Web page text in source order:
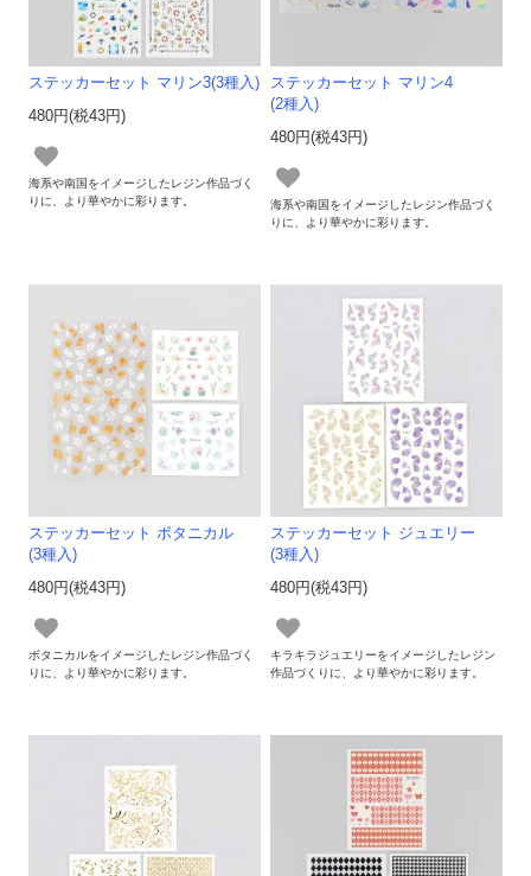
ステッカーセット マリン3(3種入)
480円(税43円)
海系や南国をイメージしたレジン作品づく
りに、より華やかに彩ります。
ステッカーセット マリン4
(2種入)
480円(税43円)
海系や南国をイメージしたレジン作品づく
りに、より華やかに彩ります。
ステッカーセット ボタニカル
(3種入)
480円(税43円)
ボタニカルをイメージしたレジン作品づく
りに、より華やかに彩ります。
ステッカーセット ジュエリー
(3種入)
480円(税43円)
キラキラジュエリーをイメージしたレジン
作品づくりに、より華やかに彩ります。